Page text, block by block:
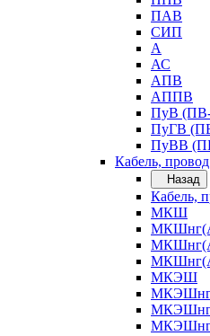
ПАВ
СИП
А
АС
АПВ
АППВ
ПуВ
ПуГВ
ПуВВ
Кабель,
Назад
Кабель,
МКШ
МКЭШ